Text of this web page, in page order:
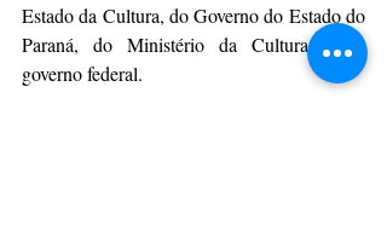
Estado da Cultura, do Governo do Estado do
Paraná, do Ministério da Cultura e do
governo federal.